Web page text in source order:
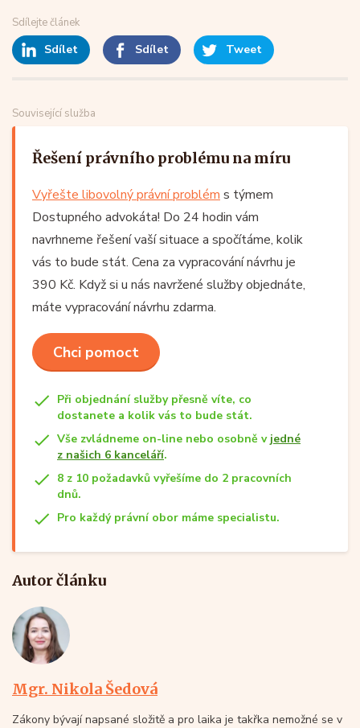
Sdílejte článek
Sdílet Sdílet Tweet
Související služba
Řešení právního problému na míru
Vyřešte libovolný právní problém s týmem
Dostupného advokáta! Do 24 hodin vám
navrhneme řešení vaší situace a spočítáme, kolik
vás to bude stát. Cena za vypracování návrhu je
390 Kč. Když si u nás navržené služby objednáte,
máte vypracování návrhu zdarma.
Chci pomoct
Při objednání služby přesně víte, co
dostanete a kolik vás to bude stát.
Vše zvládneme on-line nebo osobně v jedné
z našich 6 kanceláří.
8 z 10 požadavků vyřešíme do 2 pracovních
dnů.
Pro každý právní obor máme specialistu.
Autor článku
Mgr. Nikola Šedová
Zákony bývají napsané složitě a pro laika je takřka nemožné se v